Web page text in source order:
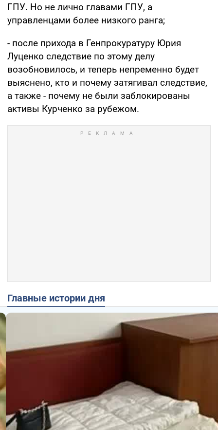
ГПУ. Но не лично главами ГПУ, а
управленцами более низкого ранга;
- после прихода в Генпрокуратуру Юрия
Луценко следствие по этому делу
возобновилось, и теперь непременно будет
выяснено, кто и почему затягивал следствие,
а также - почему не были заблокированы
активы Курченко за рубежом.
Главные истории дня